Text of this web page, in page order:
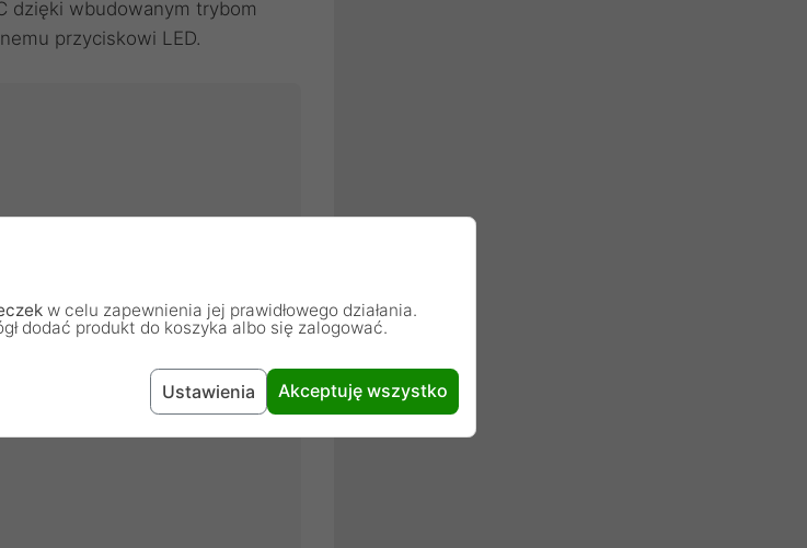
dzięki wbudowanym trybom
przyciskowi LED.
w celu zapewnienia jej prawidłowego działania.
dodać produkt do koszyka albo się zalogować.
Ustawienia Akceptuję wszystko